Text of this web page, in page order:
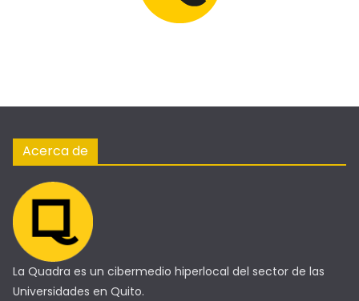
Acerca de
La Quadra es un cibermedio hiperlocal del sector de las
Universidades en Quito.